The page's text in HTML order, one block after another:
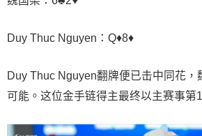
Duy Thuc Nguyen：Q♦8♦
Duy Thuc Nguyen翻牌便已击中同花，
可能。这位金手链得主最终以主赛事第